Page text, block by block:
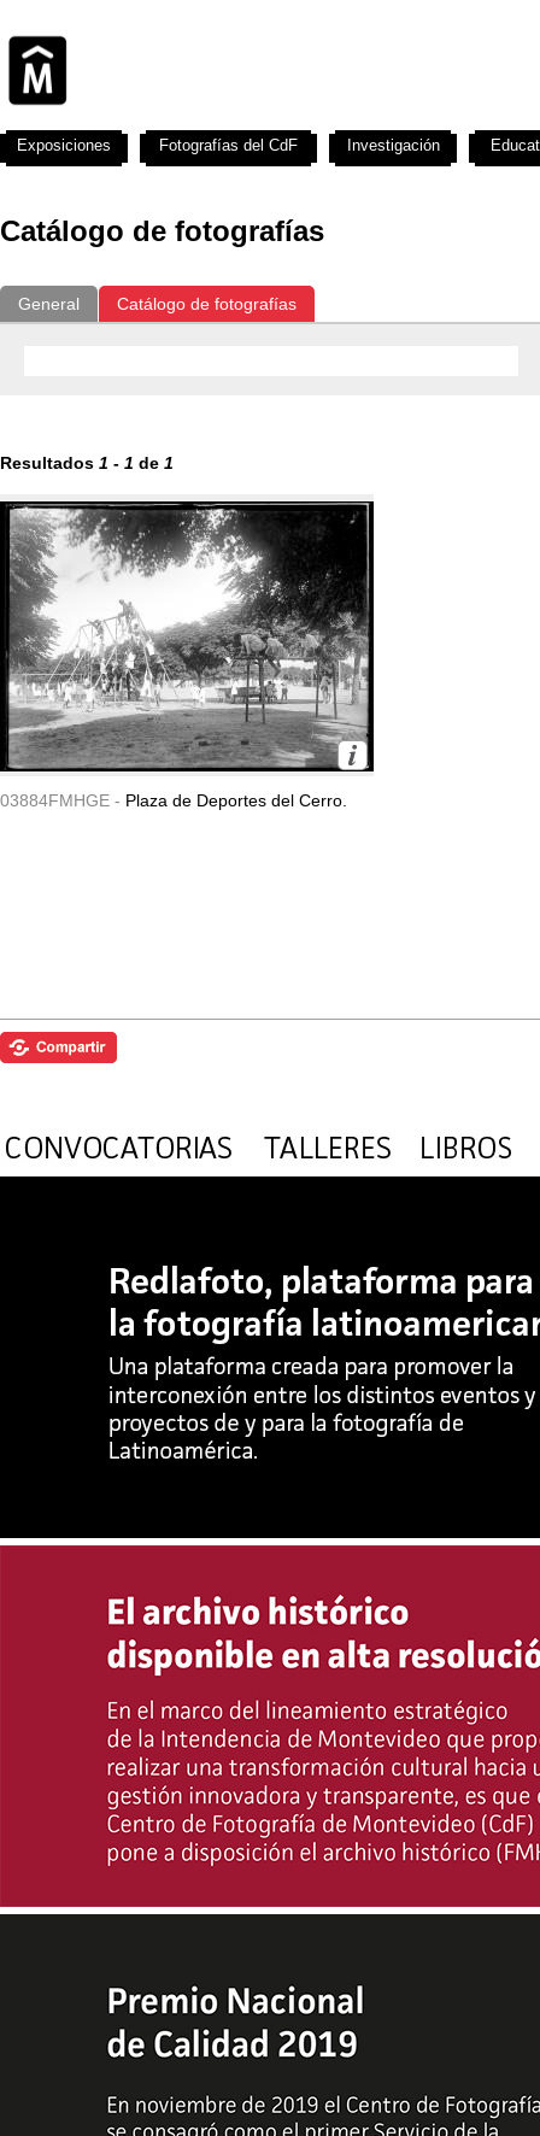
Catálogo de fotografías
General Catálogo de fotografías
Resultados 1 - 1 de 1
03884FMHGE - Plaza de Deportes del Cerro.
Exposiciones Fotografías del CdF Investigación